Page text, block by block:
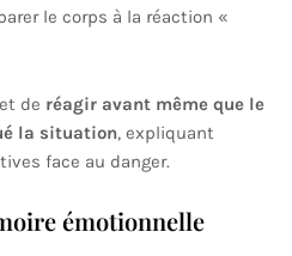
le corps à la réaction «
de réagir avant même que le
la situation, expliquant
face au danger.
émotionnelle